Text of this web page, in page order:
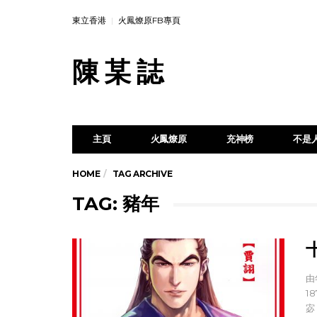
東立香港 火鳳燎原FB專頁
陳 某 誌
主頁 火鳳燎原 充神榜 不是
HOME TAG ARCHIVE
TAG: 豬年